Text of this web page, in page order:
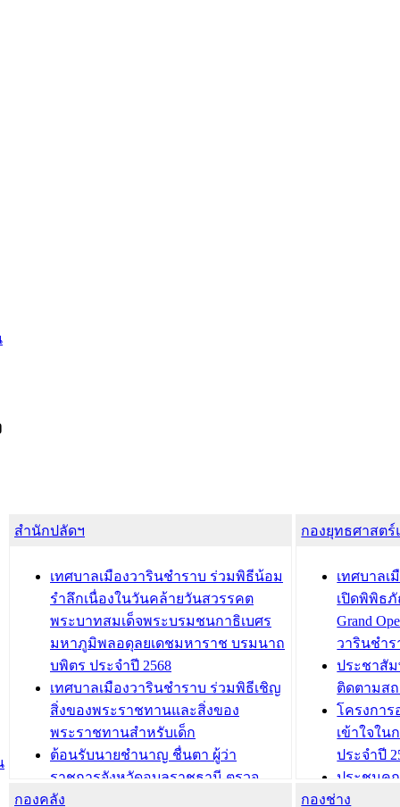
สำนักปลัดฯ
เทศบาลเมืองวารินชำราบ ร่วมพิธีน้อม
รำลึกเนื่องในวันคล้ายวันสวรรคต
พระบาทสมเด็จพระบรมชนกาธิเบศร
มหาภูมิพลอดุลยเดชมหาราช บรมนาถ
บพิตร ประจำปี 2568
เทศบาลเมืองวารินชำราบ ร่วมพิธีเชิญ
สิ่งของพระราชทานและสิ่งของ
พระราชทานสำหรับเด็ก
ต้อนรับนายชำนาญ ชื่นตา ผู้ว่า
ราชการจังหวัดอุบลราชธานี ตรวจ
ความเรียบร้อยของสถานที่ในการเตรี
กองยุทธศาสต
เทศบาลเ
เปิดพิพิธภั
Grand
วารินชำร
ประชาสัม
ติดตามส
โครงกา
เข้าใจใน
ประจำปี
ประชุมค
ความเสี่ย
กองคลัง กองช่าง